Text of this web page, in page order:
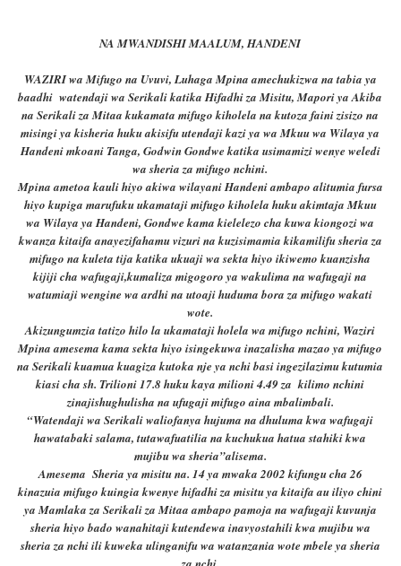
NA MWANDISHI MAALUM, HANDENI
WAZIRI wa Mifugo na Uvuvi, Luhaga Mpina amechukizwa na tabia ya
baadhi watendaji wa Serikali katika Hifadhi za Misitu, Mapori ya Akiba
na Serikali za Mitaa kukamata mifugo kiholela na kutoza faini zisizo na
misingi ya kisheria huku akisifu utendaji kazi ya wa Mkuu wa Wilaya ya
Handeni mkoani Tanga, Godwin Gondwe katika usimamizi wenye weledi
wa sheria za mifugo nchini.
Mpina ametoa kauli hiyo akiwa wilayani Handeni ambapo alitumia fursa
hiyo kupiga marufuku ukamataji mifugo kiholela huku akimtaja Mkuu
wa Wilaya ya Handeni, Gondwe kama kielelezo cha kuwa kiongozi wa
kwanza kitaifa anayezifahamu vizuri na kuzisimamia kikamilifu sheria za
mifugo na kuleta tija katika ukuaji wa sekta hiyo ikiwemo kuanzisha
kijiji cha wafugaji,kumaliza migogoro ya wakulima na wafugaji na
watumiaji wengine wa ardhi na utoaji huduma bora za mifugo wakati
wote.
Akizungumzia tatizo hilo la ukamataji holela wa mifugo nchini, Waziri
Mpina amesema kama sekta hiyo isingekuwa inazalisha mazao ya mifugo
na Serikali kuamua kuagiza kutoka nje ya nchi basi ingezilazimu kutumia
kiasi cha sh. Trilioni 17.8 huku kaya milioni 4.49 za kilimo nchini
zinajishughulisha na ufugaji mifugo aina mbalimbali.
“Watendaji wa Serikali waliofanya hujuma na dhuluma kwa wafugaji
hawatabaki salama, tutawafuatilia na kuchukua hatua stahiki kwa
mujibu wa sheria”alisema.
Amesema Sheria ya misitu na. 14 ya mwaka 2002 kifungu cha 26
kinazuia mifugo kuingia kwenye hifadhi za misitu ya kitaifa au iliyo chini
ya Mamlaka za Serikali za Mitaa ambapo pamoja na wafugaji kuvunja
sheria hiyo bado wanahitaji kutendewa inavyostahili kwa mujibu wa
sheria za nchi ili kuweka ulinganifu wa watanzania wote mbele ya sheria